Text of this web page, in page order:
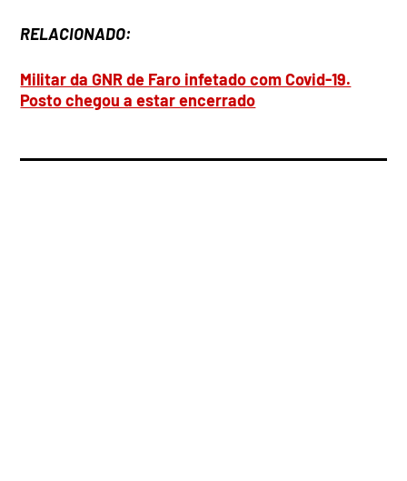
RELACIONADO:
Militar da GNR de Faro infetado com Covid-19.
Posto chegou a estar encerrado